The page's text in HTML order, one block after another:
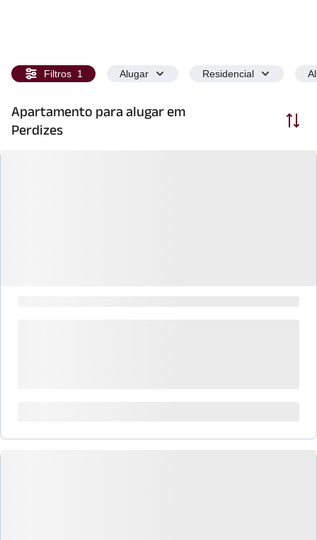
Filtros 1 Alugar Residencial
Apartamento para alugar em
Perdizes
Ordenar